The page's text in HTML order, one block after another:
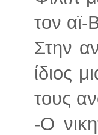
τον αϊ-
Στην
ίδιος
τους
-Ο